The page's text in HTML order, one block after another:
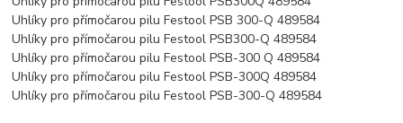
Uhlíky pro přímočarou pilu Festool PSB 300-Q 489584
Uhlíky pro přímočarou pilu Festool PSB300-Q 489584
Uhlíky pro přímočarou pilu Festool PSB-300 Q 489584
Uhlíky pro přímočarou pilu Festool PSB-300Q 489584
Uhlíky pro přímočarou pilu Festool PSB-300-Q 489584